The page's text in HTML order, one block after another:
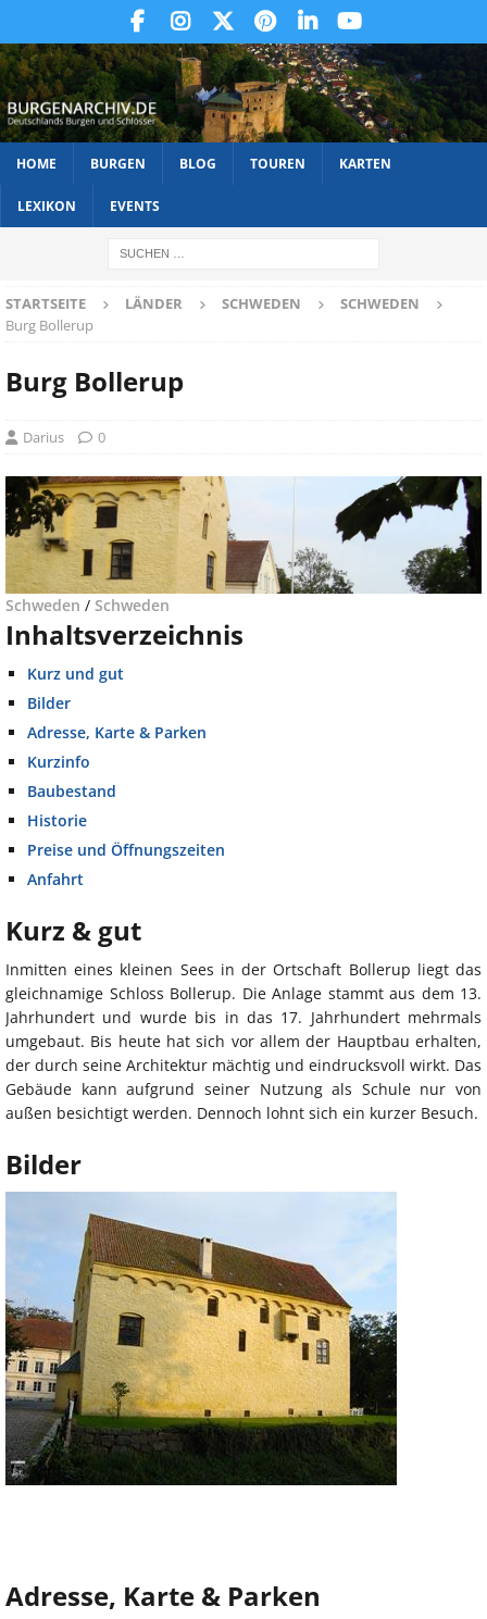
HOME BURGEN BLOG TOUREN KARTEN
LEXIKON EVENTS
STARTSEITE LÄNDER SCHWEDEN
SCHWEDEN
Burg Bollerup
Burg Bollerup
Darius 0
Schweden / Schweden
Inhaltsverzeichnis
Kurz und gut
Bilder
Adresse, Karte & Parken
Kurzinfo
Baubestand
Historie
Preise und Öffnungszeiten
Anfahrt
Kurz & gut
Inmitten eines kleinen Sees in der Ortschaft Bollerup liegt das
gleichnamige Schloss Bollerup. Die Anlage stammt aus dem 13.
Jahrhundert und wurde bis in das 17. Jahrhundert mehrmals
umgebaut. Bis heute hat sich vor allem der Hauptbau erhalten,
der durch seine Architektur mächtig und eindrucksvoll wirkt. Das
Gebäude kann aufgrund seiner Nutzung als Schule nur von
außen besichtigt werden. Dennoch lohnt sich ein kurzer Besuch.
Bilder
Adresse, Karte & Parken